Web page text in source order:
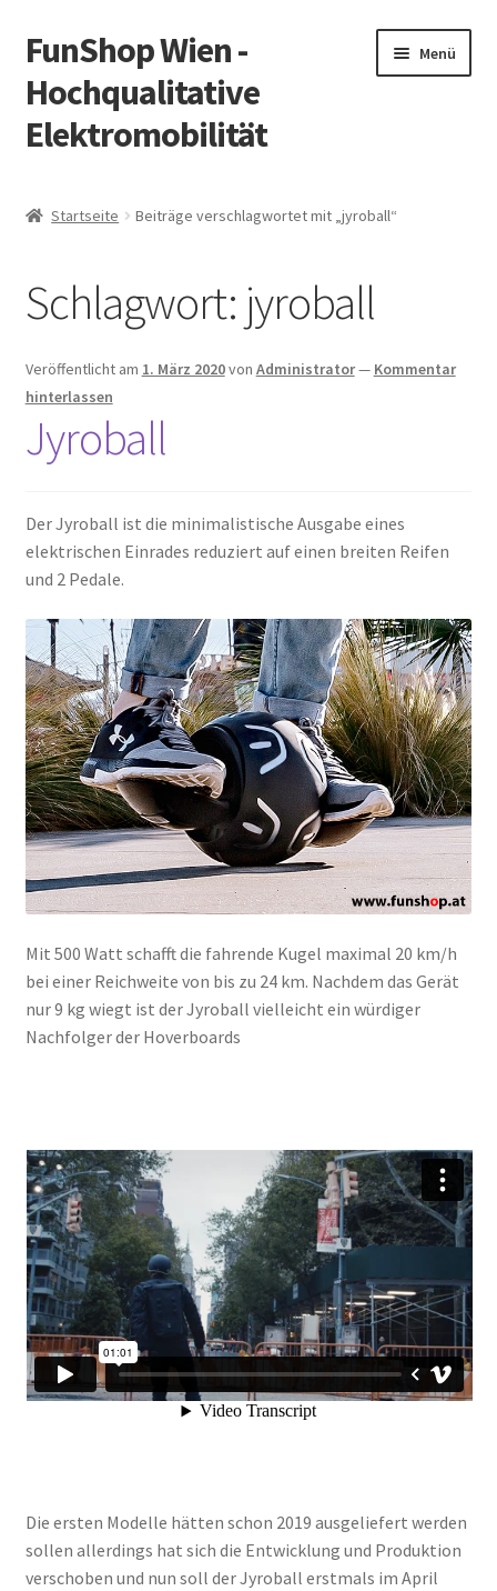
Zur
Navigation
springen
Zum
Inhalt
springen
FunShop Wien -
Hochqualitative
Elektromobilität
Menü
Vorsicht Internetbetrug
Über FunShop
öffnen
Impressum
Startseite Beiträge verschlagwortet mit „jyroball“
Schlagwort: jyroball
Veröffentlicht am 1. März 2020von Administrator— Kommentar
hinterlassen
Jyroball
Der Jyroball ist die minimalistische Ausgabe eines
elektrischen Einrades reduziert auf einen breiten Reifen
und 2 Pedale.
Mit 500 Watt schafft die fahrende Kugel maximal 20 km/h
bei einer Reichweite von bis zu 24 km. Nachdem das Gerät
nur 9 kg wiegt ist der Jyroball vielleicht ein würdiger
Nachfolger der Hoverboards
Die ersten Modelle hätten schon 2019 ausgeliefert werden
sollen allerdings hat sich die Entwicklung und Produktion
verschoben und nun soll der Jyroball erstmals im April